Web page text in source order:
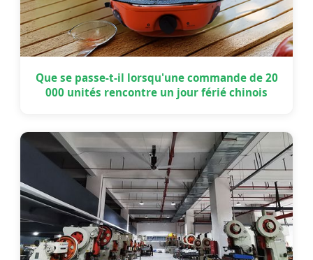
Que se passe-t-il lorsqu'une commande de 20
000 unités rencontre un jour férié chinois